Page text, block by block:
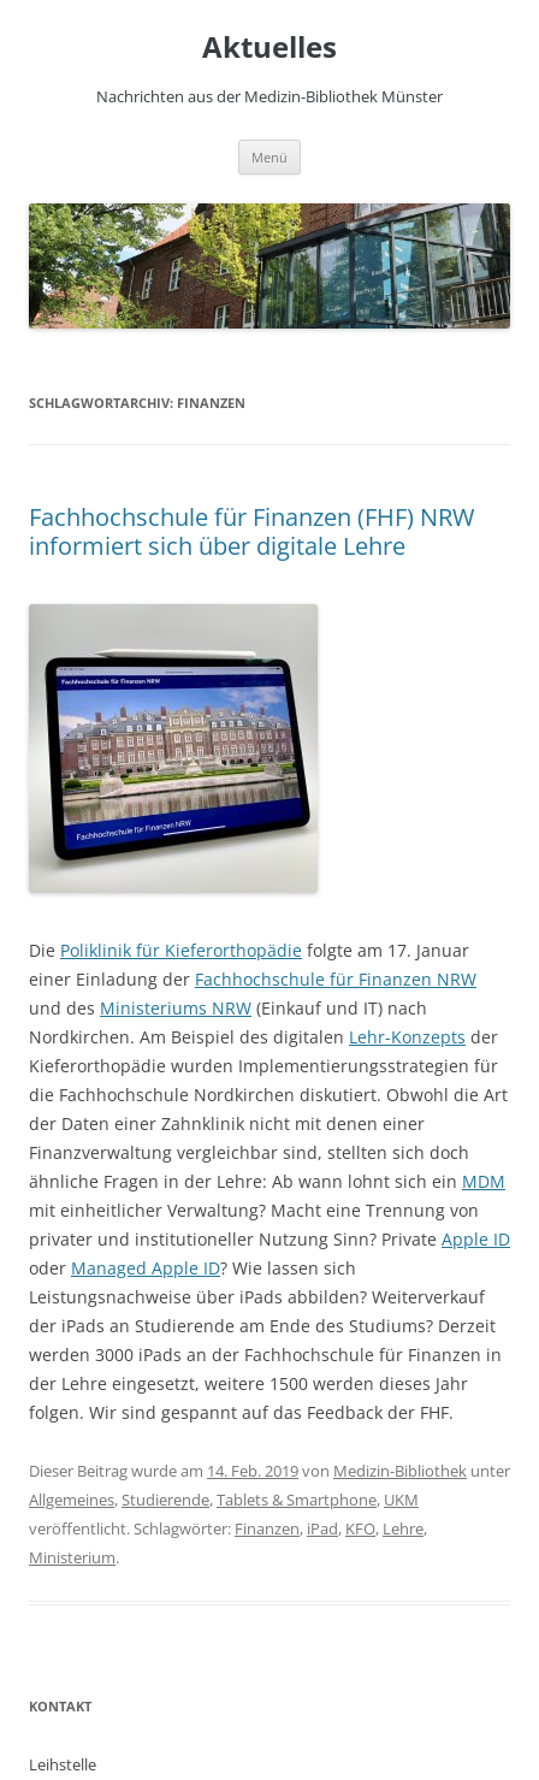
Aktuelles
Nachrichten aus der Medizin-Bibliothek Münster
Menü
SCHLAGWORTARCHIV: FINANZEN
Fachhochschule für Finanzen (FHF) NRW
informiert sich über digitale Lehre
Die Poliklinik für Kieferorthopädie folgte am 17. Januar
einer Einladung der Fachhochschule für Finanzen NRW
und des Ministeriums NRW (Einkauf und IT) nach
Nordkirchen. Am Beispiel des digitalen Lehr-Konzepts der
Kieferorthopädie wurden Implementierungsstrategien für
die Fachhochschule Nordkirchen diskutiert. Obwohl die Art
der Daten einer Zahnklinik nicht mit denen einer
Finanzverwaltung vergleichbar sind, stellten sich doch
ähnliche Fragen in der Lehre: Ab wann lohnt sich ein MDM
mit einheitlicher Verwaltung? Macht eine Trennung von
privater und institutioneller Nutzung Sinn? Private Apple ID
oder Managed Apple ID? Wie lassen sich
Leistungsnachweise über iPads abbilden? Weiterverkauf
der iPads an Studierende am Ende des Studiums? Derzeit
werden 3000 iPads an der Fachhochschule für Finanzen in
der Lehre eingesetzt, weitere 1500 werden dieses Jahr
folgen. Wir sind gespannt auf das Feedback der FHF.
Dieser Beitrag wurde am 14. Feb. 2019von Medizin-Bibliothek unter
Allgemeines,Studierende,Tablets & Smartphone, UKM
veröffentlicht. Schlagwörter: Finanzen, iPad, KFO, Lehre,
Ministerium.
KONTAKT
Leihstelle